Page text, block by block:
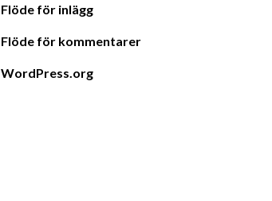
Flöde för inlägg
Flöde för kommentarer
WordPress.org